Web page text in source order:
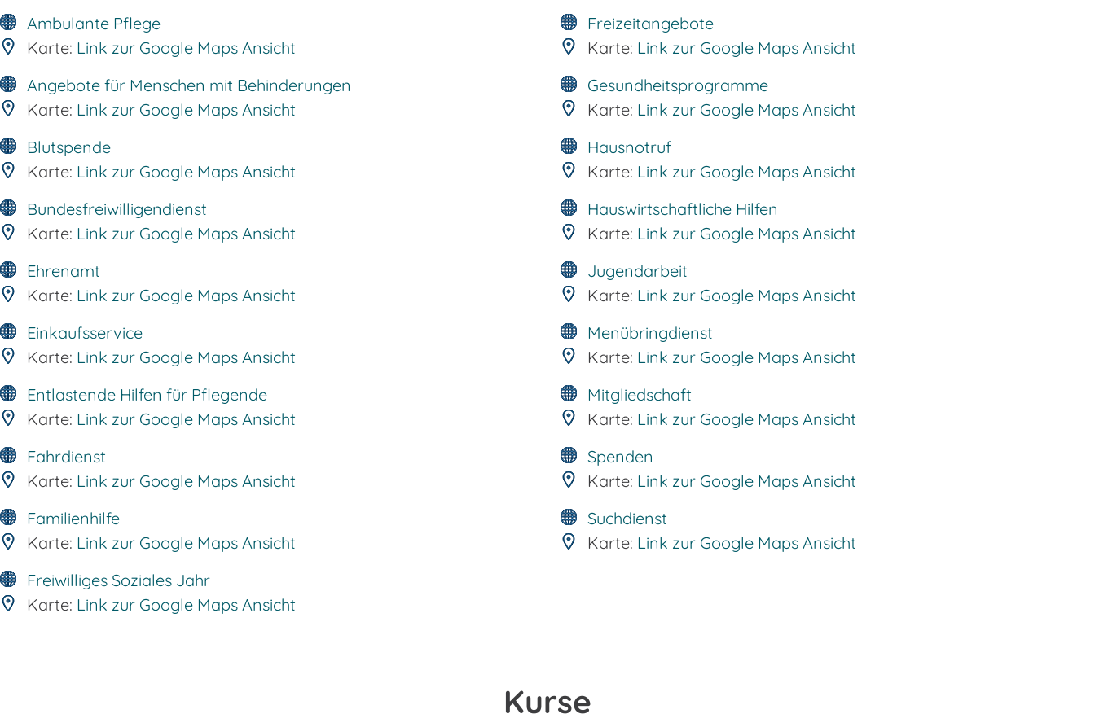
Ambulante Pflege
Karte: Link zur Google Maps Ansicht
Angebote für Menschen mit Behinderungen
Karte: Link zur Google Maps Ansicht
Blutspende
Karte: Link zur Google Maps Ansicht
Bundesfreiwilligendienst
Karte: Link zur Google Maps Ansicht
Ehrenamt
Karte: Link zur Google Maps Ansicht
Einkaufsservice
Karte: Link zur Google Maps Ansicht
Entlastende Hilfen für Pflegende
Karte: Link zur Google Maps Ansicht
Fahrdienst
Karte: Link zur Google Maps Ansicht
Familienhilfe
Karte: Link zur Google Maps Ansicht
Freiwilliges Soziales Jahr
Karte: Link zur Google Maps Ansicht
Freizeitangebote
Karte: Link zur Google Maps Ansicht
Gesundheitsprogramme
Karte: Link zur Google Maps Ansicht
Hausnotruf
Karte: Link zur Google Maps Ansicht
Hauswirtschaftliche Hilfen
Karte: Link zur Google Maps Ansicht
Jugendarbeit
Karte: Link zur Google Maps Ansicht
Menübringdienst
Karte: Link zur Google Maps Ansicht
Mitgliedschaft
Karte: Link zur Google Maps Ansicht
Spenden
Karte: Link zur Google Maps Ansicht
Suchdienst
Karte: Link zur Google Maps Ansicht
Kurse